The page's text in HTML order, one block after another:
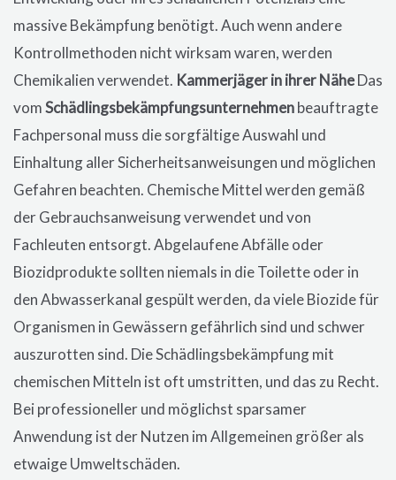
massive Bekämpfung benötigt. Auch wenn andere
Kontrollmethoden nicht wirksam waren, werden
Chemikalien verwendet. Kammerjäger in ihrer NäheDas
vomSchädlingsbekämpfungsunternehmenbeauftragte
Fachpersonal muss die sorgfältige Auswahl und
Einhaltung aller Sicherheitsanweisungen und möglichen
Gefahren beachten. Chemische Mittel werden gemäß
der Gebrauchsanweisung verwendet und von
Fachleuten entsorgt. Abgelaufene Abfälle oder
Biozidprodukte sollten niemals in die Toilette oder in
den Abwasserkanal gespült werden, da viele Biozide für
Organismen in Gewässern gefährlich sind und schwer
auszurotten sind. Die Schädlingsbekämpfung mit
chemischen Mitteln ist oft umstritten, und das zu Recht.
Bei professioneller und möglichst sparsamer
Anwendung ist der Nutzen im Allgemeinen größer als
etwaige Umweltschäden.